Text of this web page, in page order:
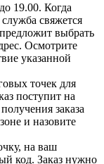
19.00. Когда
свяжется
выбрать
Осмотрите
указанной
точек для
поступит на
заказа
и назовите
на ваш
код. Заказ нужно